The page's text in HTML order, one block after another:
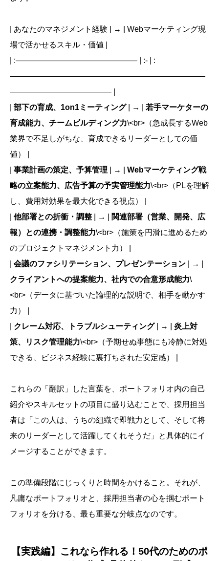
| あなたのマネジメント経験 | → | Webマーケティング現
場で活かせるスキル・価値 |
| :———————————————– | :- | :
—————————————————————————
————————————— |
部下の育成、1on1ミーティング| → | 若手マーケターの
育成能力、チームビルディング力\<br>（急成長するWeb
業界で不足しがちな、育成できるリーダーとしての価
値） |
事業計画の策定、予算管理 | → | Webマーケティング戦
略の立案能力、広告予算の予実管理能力\<br>（PLを理解
し、費用対効果を最大化できる視点） |
他部署との折衝・調整 | → |
関連部署（営業、開発、広
報）との連携・調整能力\<br>（施策を円滑に進めるため
のプロジェクトマネジメント力） |
会議のファシリテーション、プレゼンテーション | → |
クライアントへの提案能力、社内での合意形成能力\
<br>（データに基づいた論理的な説明で、相手を動かす
力） |
クレーム対応、トラブルシューティング| → | 炎上対
策、リスク管理能力\<br>（予期せぬ事態にも冷静に対処
できる、ビジネス経験に裏打ちされた安定感） |
これらの「翻訳」した言葉を、ポートフォリオ内の自己
紹介やスキルセットの項目に盛り込むことで、採用担当
者は「この人は、うちの組織で即戦力として、そして将
来のリーダーとして活躍してくれそうだ」と具体的にイ
メージすることができます。
この準備段階にじっくりと時間をかけること。それが、
凡庸なポートフォリオと、採用担当者の心を掴むポート
フォリオを分ける、最も重要な分岐点なのです。
【実践編】これなら作れる！50代のためのポ